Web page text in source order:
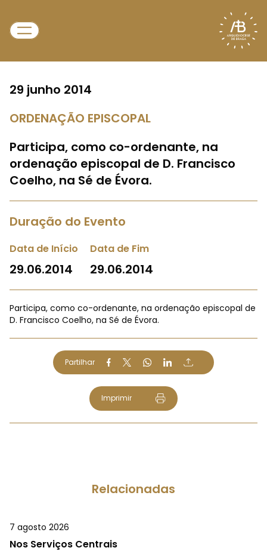
29 junho 2014
ORDENAÇÃO EPISCOPAL
Participa, como co-ordenante, na
ordenação episcopal de D. Francisco
Coelho, na Sé de Évora.
Duração do Evento
Data de Início
29.06.2014
Data de Fim
29.06.2014
Participa, como co-ordenante, na ordenação episcopal de
D. Francisco Coelho, na Sé de Évora.
Partilhar
Imprimir
Relacionadas
7 agosto 2026
Nos Serviços Centrais